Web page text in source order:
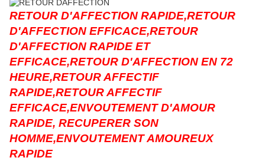
RETOUR D'AFFECTION RAPIDE,RETOUR
D'AFFECTION EFFICACE,RETOUR
D'AFFECTION RAPIDE ET
EFFICACE,RETOUR D'AFFECTION EN 72
HEURE,RETOUR AFFECTIF
RAPIDE,RETOUR AFFECTIF
EFFICACE,ENVOUTEMENT D'AMOUR
RAPIDE, RECUPERER SON
HOMME,ENVOUTEMENT AMOUREUX
RAPIDE